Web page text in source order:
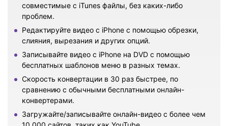
совместимые с iTunes файлы, без каких-либо
проблем.
Редактируйте видео с iPhone с помощью обрезки,
слияния, вырезания и других опций.
Записывайте видео с iPhone на DVD с помощью
бесплатных шаблонов меню в разных темах.
Скорость конвертации в 30 раз быстрее, по
сравнению с обычными бесплатными онлайн-
конвертерами.
Загружайте/записывайте онлайн-видео с более чем